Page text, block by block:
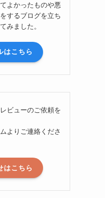
よかったものや悪
するブログを立ち
みました。
はこちら
ビューのご依頼を
よりご連絡くださ
はこちら